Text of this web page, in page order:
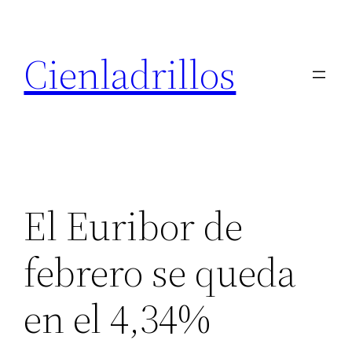
contenido
Cienladrillos
El Euribor de
febrero se queda
en el 4,34%